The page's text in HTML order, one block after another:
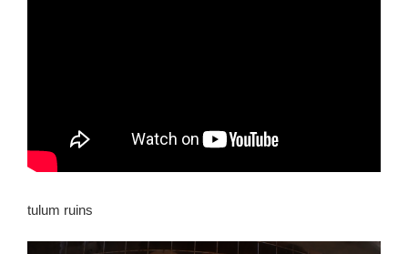
tulum ruins